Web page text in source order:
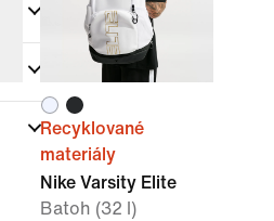
Recyklované
materiály
Nike Varsity Elite
Batoh (32 l)